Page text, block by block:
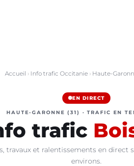
Accueil › Info trafic Occitanie› Haute-
EN DIRECT
HAUTE-GARONNE (31) · TRAFIC EN
trafic
travaux et ralentissements en direct
environs.